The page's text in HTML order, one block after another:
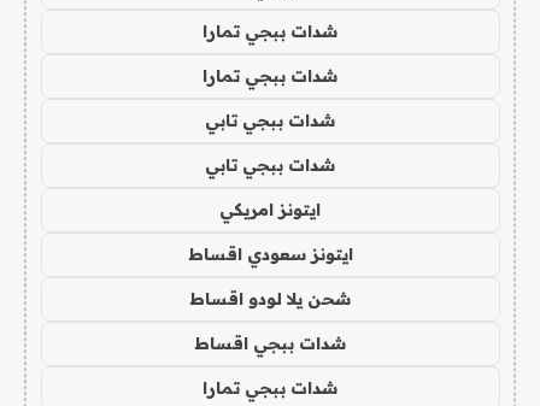
شدات ببجي تمارا
شدات ببجي تمارا
شدات ببجي تابي
شدات ببجي تابي
ايتونز امريكي
ايتونز سعودي اقساط
شحن يلا لودو اقساط
شدات ببجي اقساط
شدات ببجي تمارا